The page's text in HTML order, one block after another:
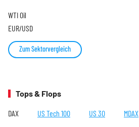
WTI Oil
EUR/USD
Zum Sektorvergleich
Tops & Flops
DAX US Tech 100 US 30 MDAX